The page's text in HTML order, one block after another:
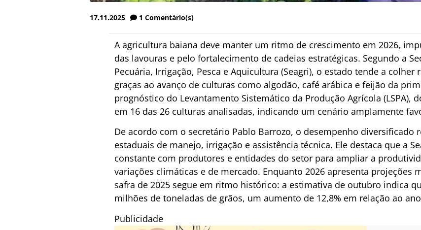
17.11.2025 1 Comentário(s)
A agricultura baiana deve manter um ritmo de crescimento em 2026,
das lavouras e pelo fortalecimento de cadeias estratégicas. Segundo a
Pecuária, Irrigação, Pesca e Aquicultura (Seagri), o estado tende a
graças ao avanço de culturas como algodão, café arábica e feijão da
prognóstico do Levantamento Sistemático da Produção Agrícola (LSPA),
em 16 das 26 culturas analisadas, indicando um cenário amplamente
De acordo com o secretário Pablo Barrozo, o desempenho diversificado
estaduais de manejo, irrigação e assistência técnica. Ele destaca que a
constante com produtores e entidades do setor para ampliar a
variações climáticas e de mercado. Enquanto 2026 apresenta projeções
safra de 2025 segue em ritmo histórico: a estimativa de outubro indica
milhões de toneladas de grãos, um aumento de 12,8% em relação ao
Publicidade